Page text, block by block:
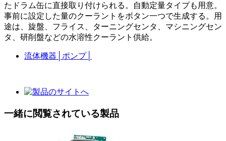
たドラム缶に直接取り付けられる。自動定量タイプも用意。
事前に設定した量のクーラントをボタン一つで生成する。用
途は、旋盤、フライス、ターニングセンタ、マシニングセン
タ、研削盤などの水溶性クーラント供給。
流体機器 ポンプ│
一緒に閲覧されている製品